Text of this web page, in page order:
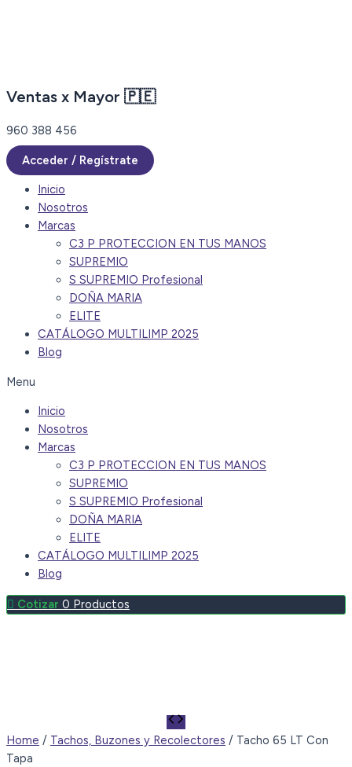
Ventas x Mayor 🇵🇪
960 388 456
Acceder / Regístrate
Inicio
Nosotros
Marcas
C3 P PROTECCION EN TUS MANOS
SUPREMIO
S SUPREMIO Profesional
DOÑA MARIA
ELITE
CATÁLOGO MULTILIMP 2025
Blog
Menu
Inicio
Nosotros
Marcas
C3 P PROTECCION EN TUS MANOS
SUPREMIO
S SUPREMIO Profesional
DOÑA MARIA
ELITE
CATÁLOGO MULTILIMP 2025
Blog
0 Productos
Home / Tachos, Buzones y Recolectores / Tacho 65 LT Con
Tapa